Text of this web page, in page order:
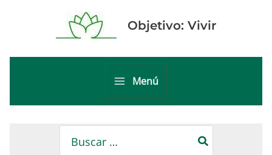
contenido
Objetivo: Vivir
Main
Menu
Menú
por: